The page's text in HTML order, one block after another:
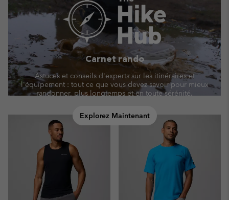
Carnet rando
Astuces et conseils d'experts sur les itinéraires et
l'équipement : tout ce que vous devez savoir pour mieux
randonner, plus longtemps et en toute sérénité.
Explorez Maintenant